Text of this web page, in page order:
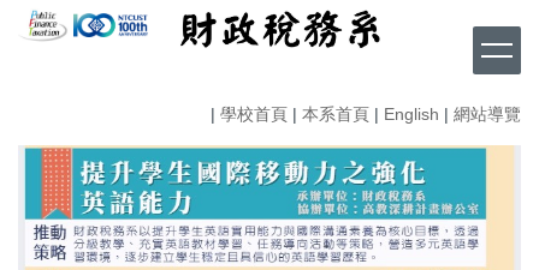
到
容
| 學校首頁 | 本系首頁 | English | 網站導覽